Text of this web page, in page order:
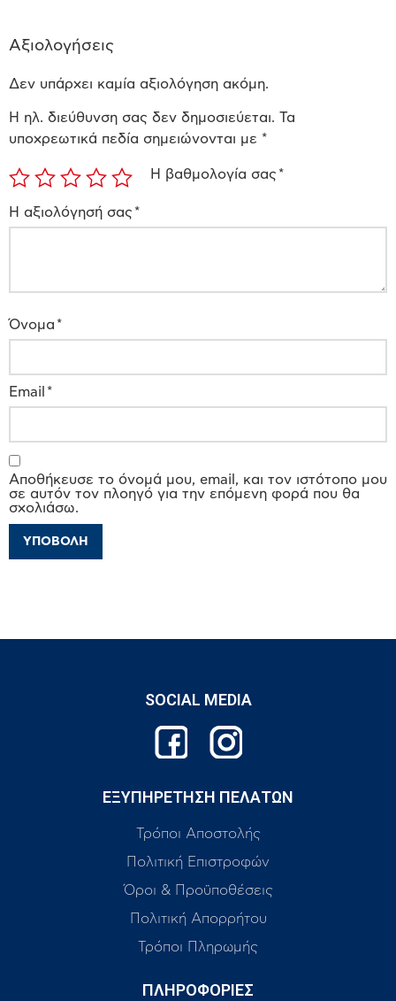
Αξιολογήσεις
Δεν υπάρχει καμία αξιολόγηση ακόμη.
Η ηλ. διεύθυνση σας δεν δημοσιεύεται. Τα
υποχρεωτικά πεδία σημειώνονται με *
Η βαθμολογία σας *
Η αξιολόγησή σας *
Όνομα *
Email *
Αποθήκευσε το όνομά μου, email, και τον ιστότοπο μου
σε αυτόν τον πλοηγό για την επόμενη φορά που θα
σχολιάσω.
SOCIAL MEDIA
ΕΞΥΠΗΡΕΤΗΣΗ ΠΕΛΑΤΩΝ
Τρόποι Αποστολής
Πολιτική Επιστροφών
Όροι & Προϋποθέσεις
Πολιτική Απορρήτου
Τρόποι Πληρωμής
ΠΛΗΡΟΦΟΡΙΕΣ